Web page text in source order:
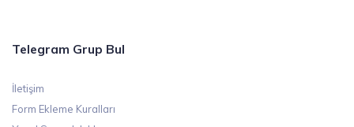
Telegram Grup Bul
İletişim
Form Ekleme Kuralları